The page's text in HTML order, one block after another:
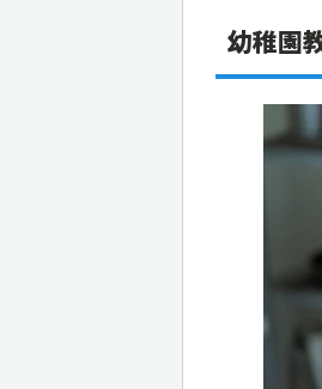
幼稚園